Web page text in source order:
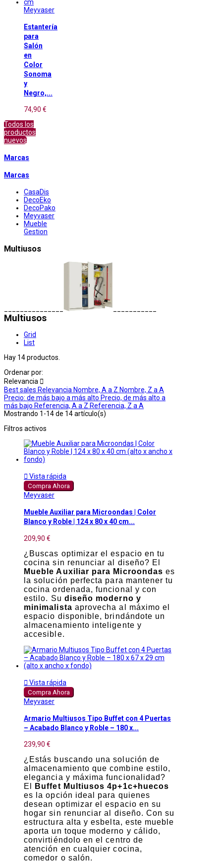
Meyvaser
Estantería
para
Salón
en
Color
Sonoma
y
Negro,...
74,90 €
Todos los
productos
nuevos
Marcas
Marcas
CasaDis
DecoEko
DecoPako
Meyvaser
Mueble
Gestion
Multiusos
Multiusos
Grid
List
Hay 14 productos.
Ordenar por:
Relevancia 
Best sales Relevancia Nombre, A a Z Nombre, Z a A
Precio: de más bajo a más alto Precio, de más alto a
más bajo Referencia, A a Z Referencia, Z a A
Mostrando 1-14 de 14 artículo(s)
Filtros activos
 Vista rápida
Compra Ahora
Meyvaser
Mueble Auxiliar para Microondas | Color
Blanco y Roble | 124 x 80 x 40 cm...
209,90 €
¿Buscas optimizar el espacio en tu
cocina sin renunciar al diseño? El
Mueble Auxiliar para Microondas es
la solución perfecta para mantener tu
cocina ordenada, funcional y con
estilo. Su diseño moderno y
minimalista aprovecha al máximo el
espacio disponible, brindándote un
almacenamiento inteligente y
accesible.
 Vista rápida
Compra Ahora
Meyvaser
Armario Multiusos Tipo Buffet con 4 Puertas
– Acabado Blanco y Roble – 180 x...
239,90 €
¿Estás buscando una solución de
almacenamiento que combine estilo,
elegancia y máxima funcionalidad?
El
Buffet Multiusos 4p+1c+huecos
es la opción ideal para quienes
desean optimizar el espacio en su
hogar sin renunciar al diseño. Con su
estructura alta y esbelta, este mueble
aporta un toque moderno y cálido,
convirtiéndolo en el centro de
atención en cualquier cocina,
comedor o salón.